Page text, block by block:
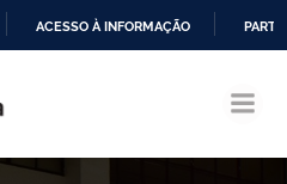
CONTEÚDO
ACESSO À INFORMAÇÃO